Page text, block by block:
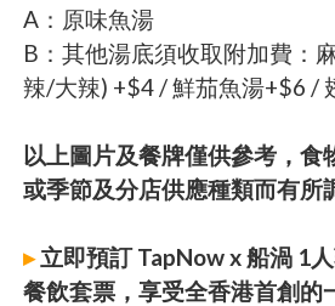
A：原味魚湯
B：其他湯底須收取附加費：
辣/大辣) +$4 / 鮮茄魚湯+$6 /
以上圖片及餐牌僅供參考，食
或季節及分店供應種類而有所
▸立即預訂 TapNow x 船渦 1
餐飲套票，享受全香港首創的